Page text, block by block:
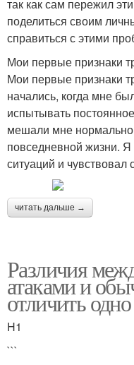
так как сам пережил
поделиться своим
справиться с этими
Мои первые признаки
Мои первые признаки
начались, когда мне
испытывать
мешали мне
повседневной жизни. Я
ситуаций и
читать дальше →
Различия
атаками и
отличить
H1
```